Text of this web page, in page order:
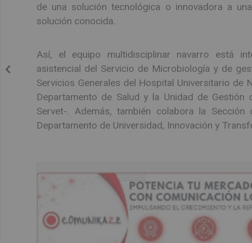
de una solución tecnológica o innovadora a
solución conocida.
Así, el equipo multidisciplinar navarro está
asistencial del Servicio de Microbiología y de
Servicios Generales del Hospital Universitario de
Departamento de Salud y la Unidad de
Servet-. Además, también colabora la
Departamento de Universidad, Innovación y